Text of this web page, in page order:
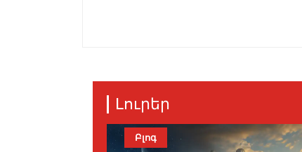
Լուրեր
Խապրիկ #Արեւմտեան Թեմ